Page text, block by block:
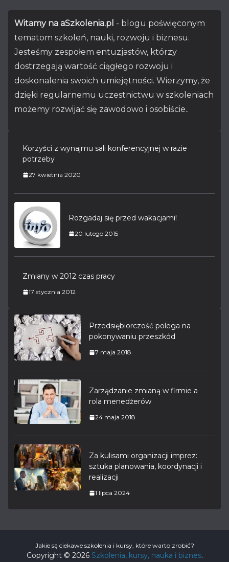
Witamy na aSzkolenia.pl - blogu poświęconym
tematom szkoleń, nauki, rozwoju i biznesu.
Jesteśmy zespołem entuzjastów, którzy
dostrzegają wartość ciągłego rozwoju i
doskonalenia swoich umiejętności. Wierzymy, że
dzięki regularnemu uczestnictwu w szkoleniach
możemy rozwijać się zawodowo i osobiście..
Korzyści z wynajmu sali konferencyjnej w razie
potrzeby
27 kwietnia 2020
Rozgadaj się przed wakacjami!
20 lutego 2015
Zmiany w 2012 czas pracy
17 stycznia 2012
Przedsiębiorczość polega na
pokonywaniu przeszkód
7 maja 2018
Zarządzanie zmianą w firmie a
rola menedżerów
24 maja 2018
Za kulisami organizacji imprez:
sztuka planowania, koordynacji i
realizacji
1 lipca 2024
Jakie są ciekawe szkolenia i kursy, które warto zrobić?
Copyright © 2026 Szkolenia, kursy, nauka i biznes.